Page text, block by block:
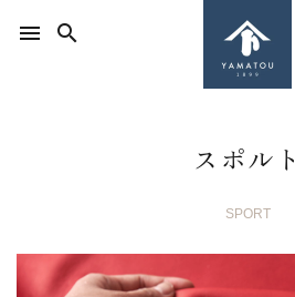
menu search
スポルト
SPORT